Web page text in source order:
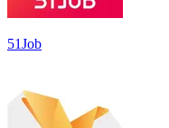
51Job